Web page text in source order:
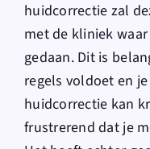
huidcorrectie zal
met de kliniek
gedaan. Dit is
regels voldoet en
huidcorrectie kan
frustrerend dat je